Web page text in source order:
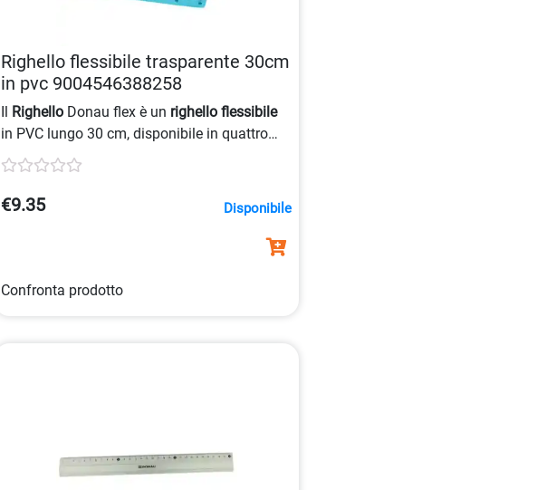
Righello flessibile trasparente 30cm
in pvc 9004546388258
Il Righello Donau flex è un righello flessibile
in PVC lungo 30 cm, disponibile in quattro
colori trasparenti
rosa.
€9.35 Disponibile
Confronta prodotto